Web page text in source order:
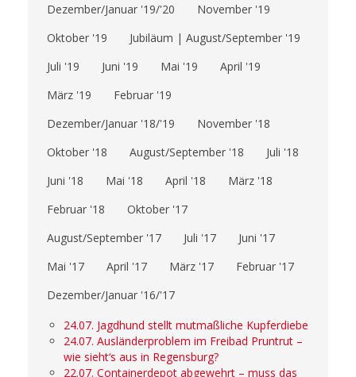
Dezember/Januar '19/'20
November '19
Oktober '19
Jubiläum | August/September '19
Juli '19
Juni '19 Mai '19
April '19
März '19
Februar '19
Dezember/Januar '18/'19
November '18
Oktober '18
August/September '18
Juli '18
Juni '18
Mai '18 April '18
März '18
Februar '18
Oktober '17
August/September '17
Juli '17
Juni '17
Mai '17
April '17 März '17
Februar '17
Dezember/Januar '16/'17
24.07. Jagdhund stellt mutmaßliche Kupferdiebe
24.07. Ausländerproblem im Freibad Pruntrut –
wie sieht‘s aus in Regensburg?
22.07. Containerdepot abgewehrt – muss das